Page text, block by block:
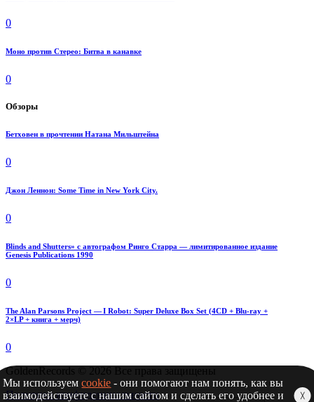
0
Моно против Стерео: Битва в канавке
0
Обзоры
Бетховен в прочтении Натана Мильштейна
0
Джон Леннон: Some Time in New York City.
0
Blinds and Shutters» с автографом Ринго Старра — лимитированное издание
Genesis Publications 1990
0
The Alan Parsons Project — I Robot: Super Deluxe Box Set (4CD + Blu-ray +
2×LP + книга + мерч)
0
GoldenRecords © 2026 Все права защищены
Политика конфиденциальности
Мы используемcookie - они помогают нам понять, как вы
взаимодействуете с нашим сайтом и сделать его удобнее и
╳